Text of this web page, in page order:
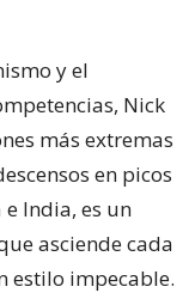
y el
Nick
más extremas
en picos
India, es un
asciende cada
estilo impecable.